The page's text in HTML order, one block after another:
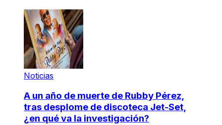
Noticias
A un año de muerte de Rubby Pérez,
tras desplome de discoteca Jet-Set,
¿en qué va la investigación?